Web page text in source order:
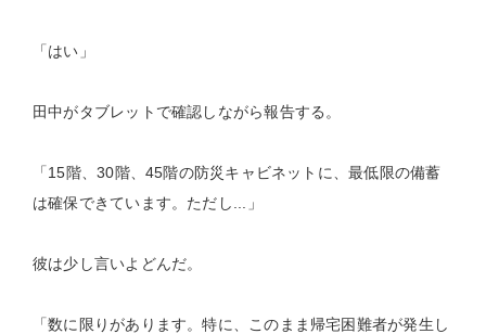
「はい」
田中がタブレットで確認しながら報告する。
「15階、30階、45階の防災キャビネットに、最低限の備蓄
は確保できています。ただし...」
彼は少し言いよどんだ。
「数に限りがあります。特に、このまま帰宅困難者が発生し